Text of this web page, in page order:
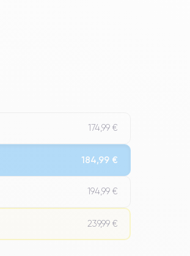
174,99 €
184,99 €
194,99 €
239,99 €